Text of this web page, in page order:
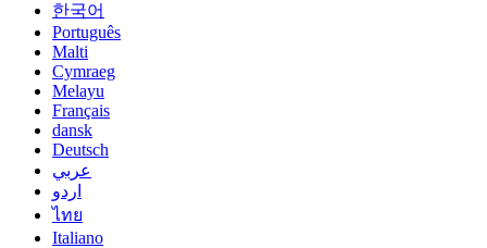
한국어
Português
Malti
Cymraeg
Melayu
Français
dansk
Deutsch
عربي
اردو
ไทย
Italiano